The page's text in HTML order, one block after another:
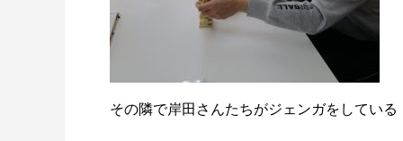
その隣で岸田さんたちがジェンガをしている